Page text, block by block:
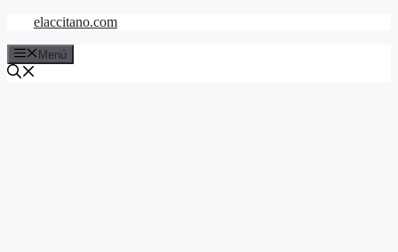
Saltar
contenido
elaccitano.com
Menú